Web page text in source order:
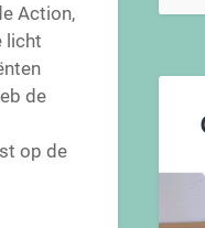
Action,
licht
de
op de